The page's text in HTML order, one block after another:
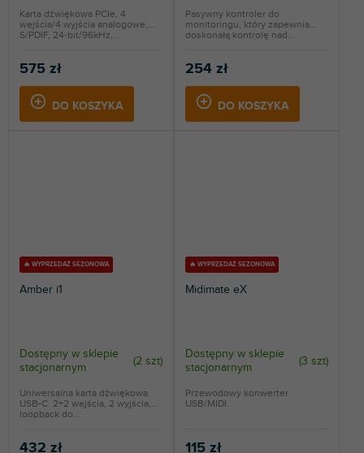
575 zł
DO KOSZYKA
Karta dźwiękowa PCIe, 4
wejścia/4 wyjścia analogowe,
S/PDIF, 24-bit/96kHz,...
254 zł
DO KOSZYKA
Pasywny kontroler do
monitoringu, który zapewnia
doskonałą kontrolę nad...
🔥 WYPRZEDAŻ SEZONOWA
Amber i1
Dostępny w sklepie
stacjonarnym
(2 szt)
432 zł
Uniwersalna karta dźwiękowa
USB-C. 2+2 wejścia, 2 wyjścia,
loopback do...
🔥 WYPRZEDAŻ SEZONOWA
Midimate eX
Dostępny w sklepie
stacjonarnym
(3 szt)
115 zł
Przewodowy konwerter
USB/MIDI.